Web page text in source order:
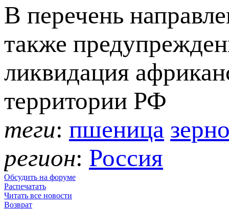
В перечень
также
ликвидация
территории РФ
теги: пшеница
регион: Россия
Обсудить на форуме
Распечатать
Читать все новости
Возврат